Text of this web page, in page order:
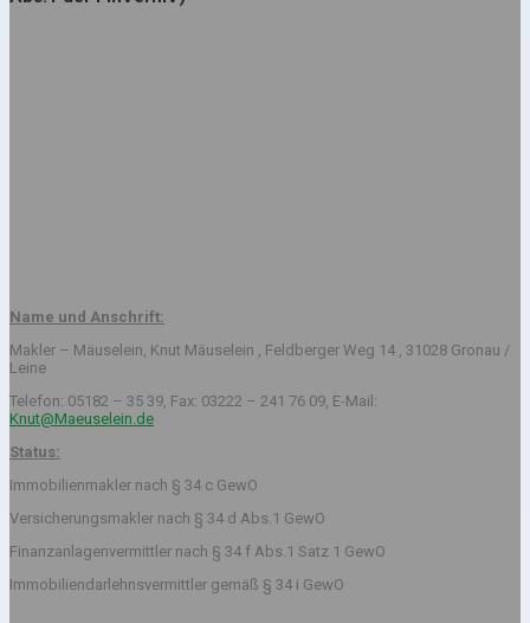
Name und Anschrift:
Makler – Mäuselein, Knut Mäuselein , Feldberger Weg 14 , 31028 Gronau /
Leine
Telefon: 05182 – 35 39, Fax: 03222 – 241 76 09, E-Mail:
Knut@Maeuselein.de
Status:
Immobilienmakler nach § 34 c GewO
Versicherungsmakler nach § 34 d Abs.1 GewO
Finanzanlagenvermittler nach § 34 f Abs.1 Satz 1 GewO
Immobiliendarlehnsvermittler gemäß § 34 i GewO